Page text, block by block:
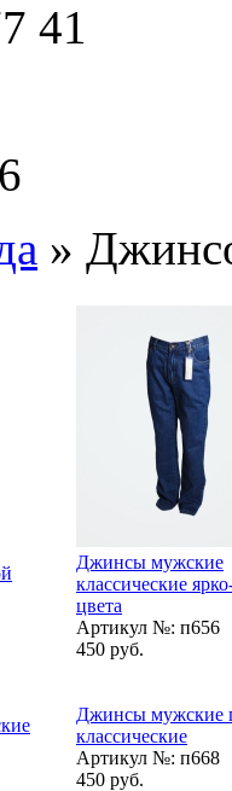
41
»
Джинсы мужские
классические
цвета
Артикул №: п656
450 руб.
Джинсы мужские
классические
Артикул №: п668
450 руб.